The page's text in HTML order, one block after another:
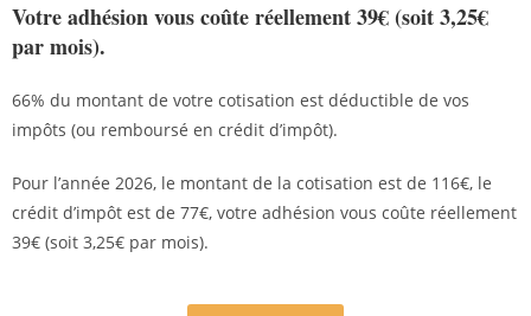
Votre adhésion vous coûte réellement 39€ (soit 3,25€
par mois).
66% du montant de votre cotisation est déductible de vos
impôts (ou remboursé en crédit d’impôt).
Pour l’année 2026, le montant de la cotisation est de 116€, le
crédit d’impôt est de 77€, votre adhésion vous coûte réellement
39€ (soit 3,25€ par mois).